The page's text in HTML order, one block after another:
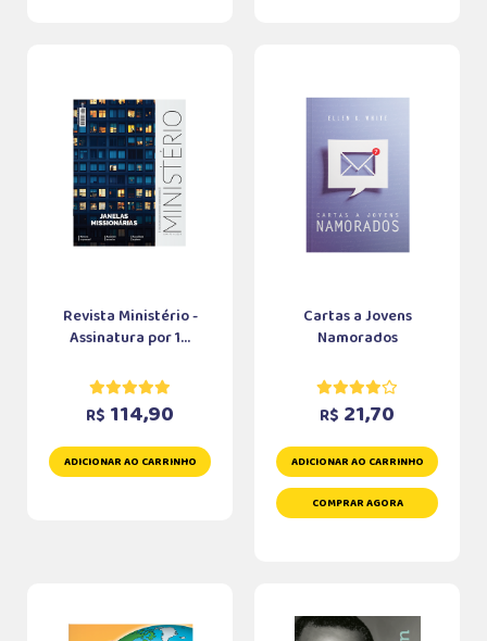
Revista Ministério -
Assinatura por 1...
R$ 114,90
ADICIONAR AO CARRINHO
Cartas a Jovens
Namorados
R$ 21,70
ADICIONAR AO CARRINHO
COMPRAR AGORA